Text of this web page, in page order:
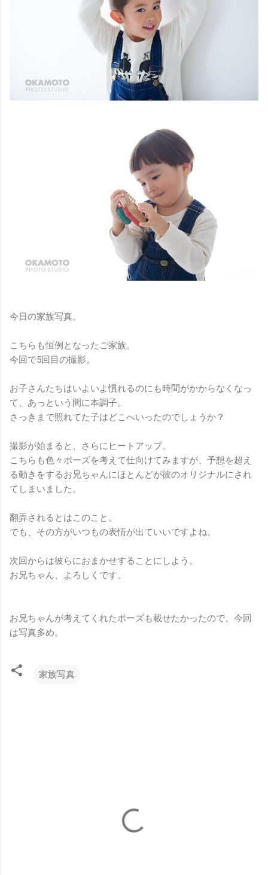
今日の家族写真。
こちらも恒例となったご家族。
今回で5回目の撮影。
お子さんたちはいよいよ慣れるのにも時間がかからなくなっ
て、あっという間に本調子。
さっきまで照れてた子はどこへいったのでしょうか？
撮影が始まると、さらにヒートアップ。
こちらも色々ポーズを考えて仕向けてみますが、予想を超え
る動きをするお兄ちゃんにほとんどが彼のオリジナルにされ
てしまいました。
翻弄されるとはこのこと。
でも、その方がいつもの表情が出ていいですよね。
次回からは彼らにおまかせすることにしよう。
お兄ちゃん、よろしくです。
お兄ちゃんが考えてくれたポーズも載せたかったので、今回
は写真多め。
家族写真